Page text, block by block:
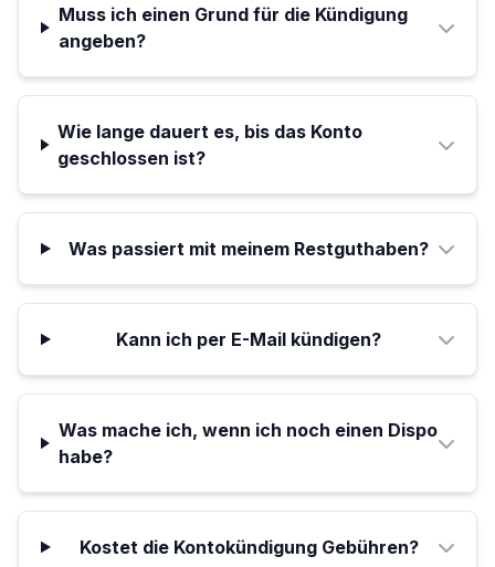
Muss ich einen Grund für die Kündigung
angeben?
Wie lange dauert es, bis das Konto
geschlossen ist?
Was passiert mit meinem Restguthaben?
Kann ich per E-Mail kündigen?
Was mache ich, wenn ich noch einen Dispo
habe?
Kostet die Kontokündigung Gebühren?